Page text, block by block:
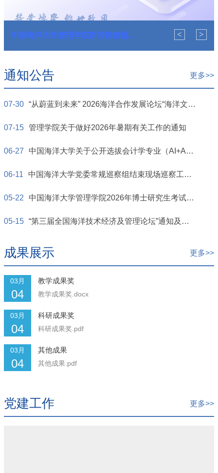
中国海洋大学管理学院新闻投稿指... < >
通知公告 更多>>
07-30 “从蔚蓝到未来” 2026海洋合作发展论坛“海洋文明对话会” 暨第二届“海洋文化与中华文明”学术研讨会征文通知
07-15 管理学院关于做好2026年暑期有关工作的通知
06-27 中国海洋大学关于公开选拔会计学专业（AI+ACCA实验班） 2026级新生的申请指南与选拔办法
06-11 中国海洋大学党委常规巡察组结束现场巡察工作公告
05-22 中国海洋大学管理学院2026年博士研究生考试招生工作实施方案
05-15 “第三届全国海洋技术经济及管理论坛”通知及征文启事（第二轮）
成果展示 更多>>
03月
04
教学成果奖
教学成果奖.docx
03月
04
科研成果奖
科研成果奖.pdf
03月
04
其他成果
其他成果.pdf
党建工作 更多>>